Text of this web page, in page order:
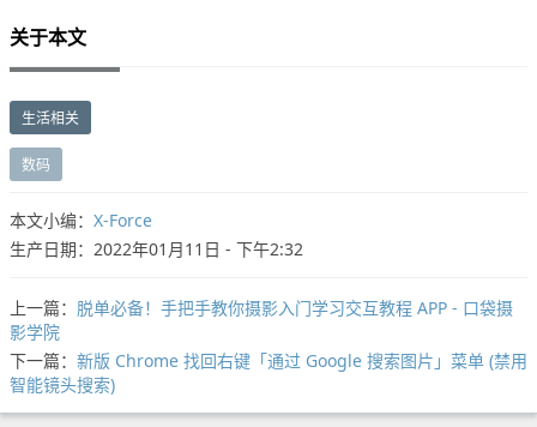
关于本文
生活相关
数码
本文小编： X-Force
生产日期：2022年01月11日 - 下午2:32
上一篇： 脱单必备！手把手教你摄影入门学习交互教程 APP - 口袋摄
影学院
下一篇： 新版 Chrome 找回右键「通过 Google 搜索图片」菜单 (禁用
智能镜头搜索)